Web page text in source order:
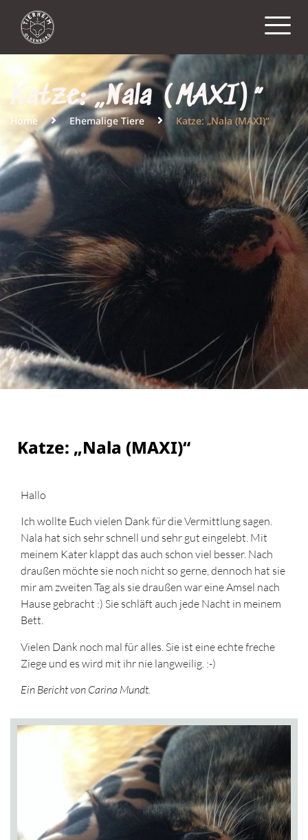
Katze: „Nala (MAXI)“
Home Ehemalige Tiere Katze: „Nala (MAXI)“
Katze: „Nala (MAXI)“
Hallo
Ich wollte Euch vielen Dank für die Vermittlung sagen.
Nala hat sich sehr schnell und sehr gut eingelebt. Mit
meinem Kater klappt das auch schon viel besser. Nach
draußen möchte sie noch nicht so gerne, dennoch hat sie
mir am zweiten Tag als sie draußen war eine Amsel nach
Hause gebracht :) Sie schläft auch jede Nacht in meinem
Bett.
Vielen Dank noch mal für alles. Sie ist eine echte freche
Ziege und es wird mit ihr nie langweilig. :-)
Ein Bericht von Carina Mundt.